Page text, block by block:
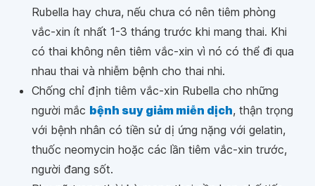
Rubella hay chưa, nếu chưa có nên tiêm phòng
vắc-xin ít nhất 1-3 tháng trước khi mang thai. Khi
có thai không nên tiêm vắc-xin vì nó có thể đi qua
nhau thai và nhiễm bệnh cho thai nhi.
Chống chỉ định tiêm vắc-xin Rubella cho những
người mắc bệnh suy giảm miễn dịch, thận trọng
với bệnh nhân có tiền sử dị ứng nặng với gelatin,
thuốc neomycin hoặc các lần tiêm vắc-xin trước,
người đang sốt.